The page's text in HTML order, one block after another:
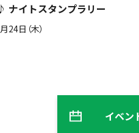
ナイトスタンプラリー
24日（木）
イベン